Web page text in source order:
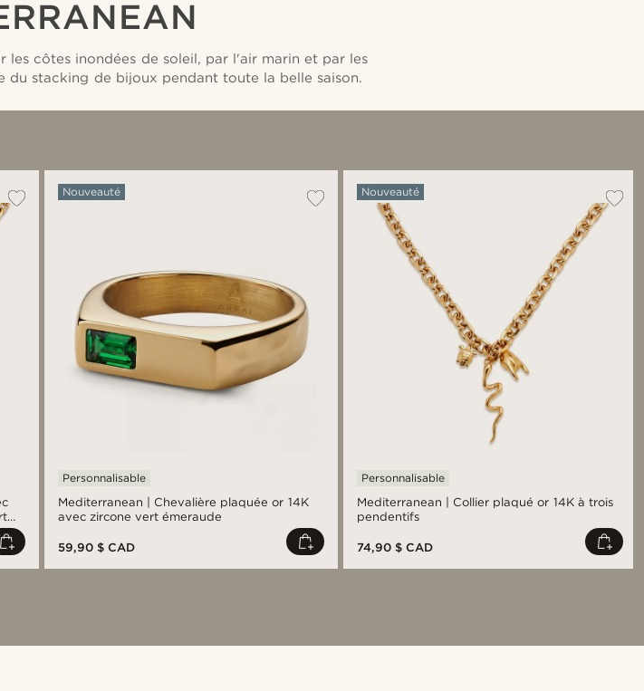
les côtes inondées de soleil, par l'air marin et par les
stacking de bijoux pendant toute la belle saison.
Mediterranean | Chevalière plaquée or 14K
avec zircone vert émeraude
Nouveauté
Personnalisable
59,90 $ CAD
Mediterranean | Collier plaqué or 14K à trois
pendentifs
Nouveauté
Personnalisable
74,90 $ CAD